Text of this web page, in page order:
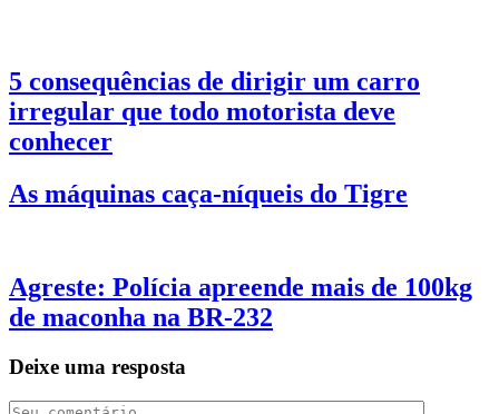
5 consequências de dirigir um carro
irregular que todo motorista deve
conhecer
As máquinas caça-níqueis do Tigre
Agreste: Polícia apreende mais de 100kg
de maconha na BR-232
Deixe uma resposta